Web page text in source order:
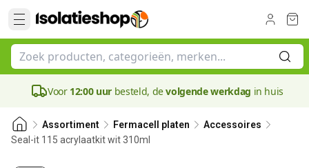
Voor 12:00 uur besteld, devolgende werkdag in huis
Assortiment Fermacell platen
Accessoires
Seal-it 115 acrylaatkit wit 310ml